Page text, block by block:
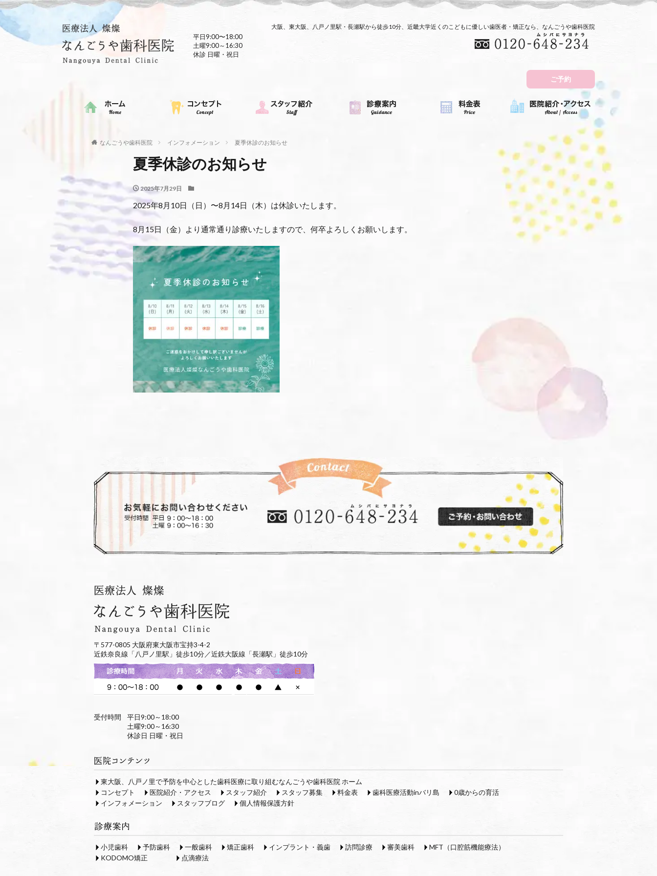
大阪、東大阪、八戸ノ里駅・長瀬駅から徒歩10分、近畿大学近くのこどもに優しい歯医者・矯正なら、なんごうや歯科医院
平日9:00〜18:00
土曜9:00～16:30
休診 日曜・祝日
ご予約
なんごうや歯科医院 インフォメーション 夏季休診のお知らせ
夏季休診のお知らせ
2025年7月29日
2025年8月10日（日）〜8月14日（木）は休診いたします。
8月15日（金）より通常通り診療いたしますので、何卒よろしくお願いします。
〒577-0805 大阪府東大阪市宝持3-4-2
近鉄奈良線「八戸ノ里駅」徒歩10分／近鉄大阪線「長瀬駅」徒歩10分
受付時間
平日9:00～18:00
土曜9:00～16:30
休診日 日曜・祝日
東大阪、八戸ノ里で予防を中心とした歯科医療に取り組むなんごうや歯科医院 ホーム
コンセプト
医院紹介・アクセス スタッフ紹介 スタッフ募集 料金表 歯科医療活動inバリ島
0歳からの育活
インフォメーション
スタッフブログ 個人情報保護方針
小児歯科 予防歯科 一般歯科 矯正歯科 インプラント・義歯 訪問診療 審美歯科
MFT（口腔筋機能療法）
KODOMO矯正
点滴療法